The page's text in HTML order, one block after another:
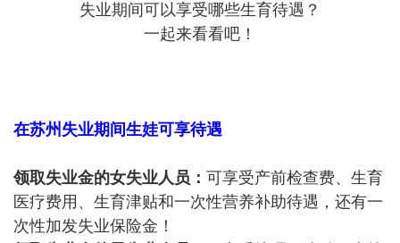
失业期间可以享受哪些生育待遇？
一起来看看吧！
在苏州失业期间生娃可享待遇
领取失业金的女失业人员： 可享受产前检查费、生育
医疗费用、生育津贴和一次性营养补助待遇，还有一
次性加发失业保险金！